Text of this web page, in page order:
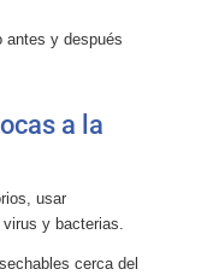
antes y después
a la
usar
y bacterias.
cerca del